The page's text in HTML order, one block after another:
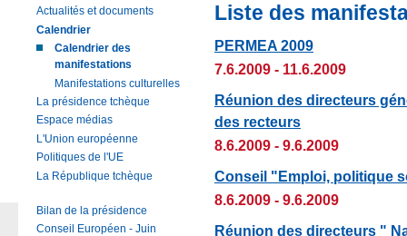
Recherche
Liste des
PERMEA 2009
7.6.2009 - 11.6.2009
Réunion des directeurs
des recteurs
8.6.2009 - 9.6.2009
Conseil "Emploi, politique
8.6.2009 - 9.6.2009
Réunion des directeurs "
Actualités et documents
Calendrier
Calendrier des
manifestations
Manifestations culturelles
La présidence tchèque
Espace médias
L'Union européenne
Politiques de l'UE
La République tchèque
Bilan de la présidence
Conseil Européen - Juin